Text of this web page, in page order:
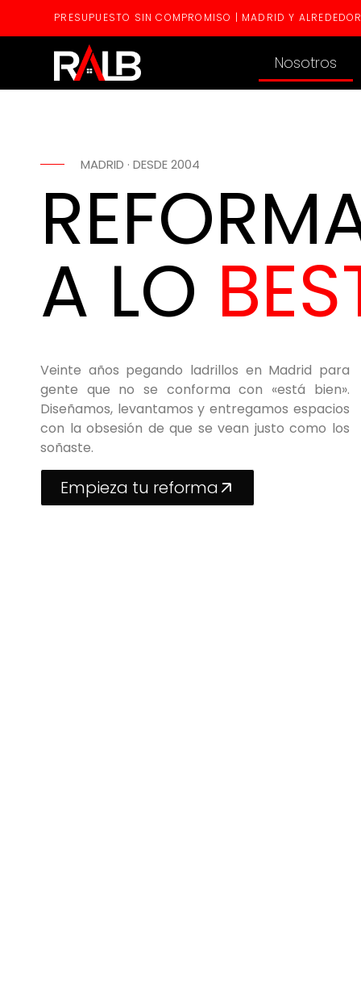
PRESUPUESTO SIN COMPROMISO | MADRID Y
Nosotros
MADRID · DESDE 2004
A LO
Veinte años pegando ladrillos en Madrid para
gente que no se conforma con «está bien».
Diseñamos, levantamos y entregamos espacios
con la obsesión de que se vean justo como los
soñaste.
Empieza tu reforma